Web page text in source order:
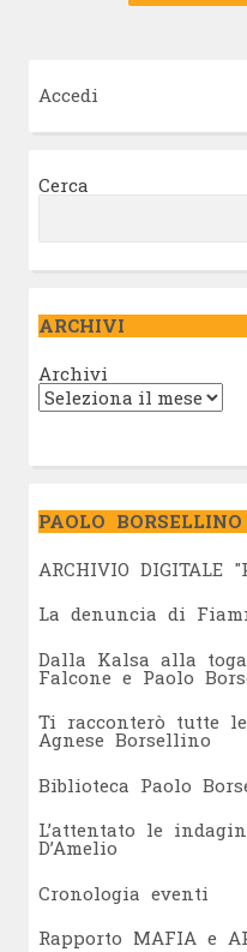
Accedi
Cerca
ARCHIVI
Archivi
PAOLO BORSELLINO
ARCHIVIO DIGITALE
La denuncia di
Dalla Kalsa alla
Falcone e Paolo
Ti racconterò tutte
Agnese Borsellino
Biblioteca Paolo
L’attentato le
D’Amelio
Cronologia eventi
Rapporto MAFIA e